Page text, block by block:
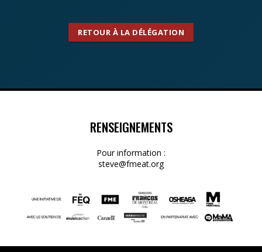
RETOUR À LA DÉLÉGATION
RENSEIGNEMENTS
Pour information :
steve@fmeat.org